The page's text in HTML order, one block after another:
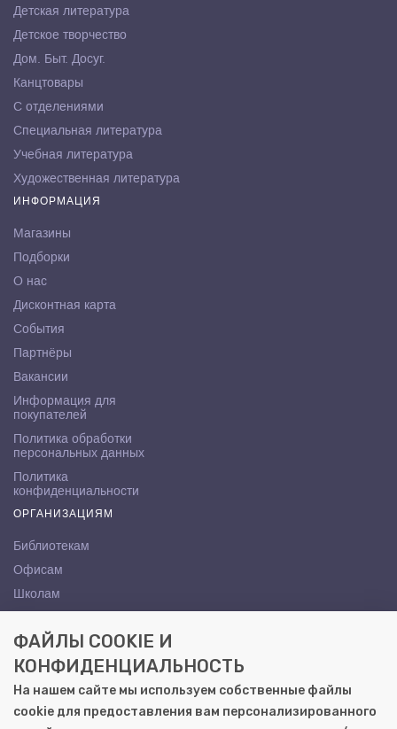
Детская литература
Детское творчество
Дом. Быт. Досуг.
Канцтовары
С отделениями
Специальная литература
Учебная литература
Художественная литература
ИНФОРМАЦИЯ
Магазины
Подборки
О нас
Дисконтная карта
События
Партнёры
Вакансии
Информация для
покупателей
Политика обработки
персональных данных
Политика
конфиденциальности
ОРГАНИЗАЦИЯМ
Библиотекам
Офисам
Школам
КОНТАКТЫ
Саратов, ул. Осипова, 10А
+7 (8452) 72-65-65
gemera@moya-kniga.ru
ФАЙЛЫ COOKIE И
КОНФИДЕНЦИАЛЬНОСТЬ
На нашем сайте мы используем собственные файлы
cookie для предоставления вам персонализированного